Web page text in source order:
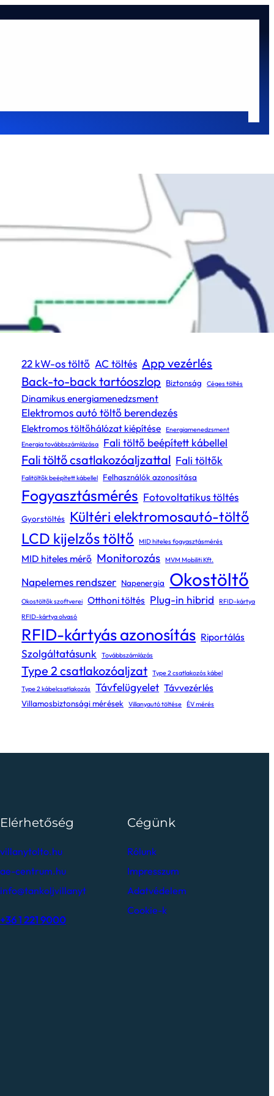
Oldalsáv
Keresés
Címkék
22 kW-os töltő AC töltés App vezérlés
Back-to-back tartóoszlop
Biztonság Céges töltés
Dinamikus energiamenedzsment
Elektromos autó töltő berendezés
Elektromos töltőhálózat kiépítése Energiamenedzsment
Energia továbbszámlázása
Fali töltő beépített kábellel
Fali töltő csatlakozóaljzattal Fali töltők
Falitöltők beépített kábellel Felhasználók azonosítása
Fogyasztásmérés Fotovoltatikus töltés
Gyorstöltés Kültéri elektromosautó-töltő
LCD kijelzős töltő MID hiteles fogyasztásmérés
MID hiteles mérő Monitorozás MVM Mobiliti Kft.
Napelemes rendszer Napenergia Okostöltő
Okostöltők szoftverei Otthoni töltés Plug-in hibrid
RFID-kártya
RFID-kártya olvasó
RFID-kártyás azonosítás Riportálás
Szolgáltatásunk Továbbszámlázás
Type 2 csatlakozóaljzat Type 2 csatlakozós kábel
Type 2 kábelcsatlakozás Távfelügyelet Távvezérlés
Villamosbiztonsági mérések Villanyautó töltése ÉV mérés
Elérhetőség
villanytolto.hu
ae-centrum.hu
info@tankoljvillanyt
+36 1 221 9000
Cégünk
Rólunk
Impresszum
Adatvédelem
Cookie-k